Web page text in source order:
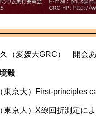
）
愛媛大GRC） 開会あ
毅
京大）First‑principles
京大）X線回折測定に